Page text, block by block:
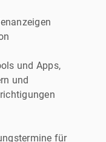
und Apps,
und
für